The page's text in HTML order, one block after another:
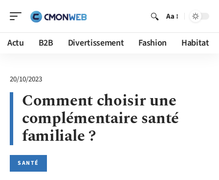
Aa
Actu B2B Divertissement Fashion Habitat
20/10/2023
Comment choisir une
complémentaire santé
familiale ?
SANTÉ